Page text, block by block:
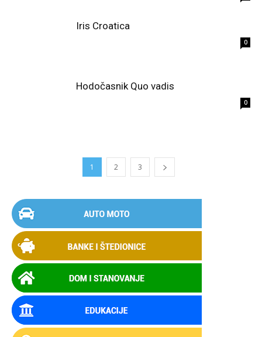
Iris Croatica
0
Hodočasnik Quo vadis
0
1 2 3